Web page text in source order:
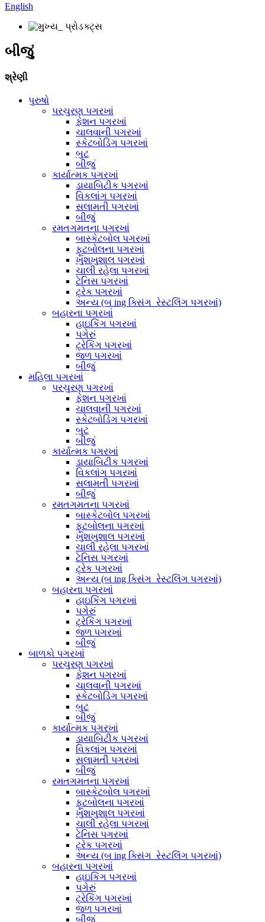
English
બીજું
શ્રેણી
પુરુષો
પરચુરણ પગરખાં
ફેશન પગરખાં
ચાલવાની પગરખાં
સ્કેટબોડિંગ પગરખાં
બુટ
બીજું
કાર્યાત્મક પગરખાં
ડાયાબિટીક પગરખાં
વિકલાંગ પગરખાં
સલામતી પગરખાં
બીજું
રમતગમતના પગરખાં
બાસ્કેટબોલ પગરખાં
ફૂટબોલના પગરખાં
ખુશખુશાલ પગરખાં
ચાલી રહેલા પગરખાં
ટેનિસ પગરખાં
ટ્રેક પગરખાં
અન્ય (બ ing ક્સિંગ_રેસ્ટલિંગ પગરખાં)
બહારના પગરખાં
હાઇકિંગ પગરખાં
પગેરું
ટ્રેકિંગ પગરખાં
જળ પગરખાં
બીજું
મહિલા પગરખાં
પરચુરણ પગરખાં
ફેશન પગરખાં
ચાલવાની પગરખાં
સ્કેટબોડિંગ પગરખાં
બુટ
બીજું
કાર્યાત્મક પગરખાં
ડાયાબિટીક પગરખાં
વિકલાંગ પગરખાં
સલામતી પગરખાં
બીજું
રમતગમતના પગરખાં
બાસ્કેટબોલ પગરખાં
ફૂટબોલના પગરખાં
ખુશખુશાલ પગરખાં
ચાલી રહેલા પગરખાં
ટેનિસ પગરખાં
ટ્રેક પગરખાં
અન્ય (બ ing ક્સિંગ_રેસ્ટલિંગ પગરખાં)
બહારના પગરખાં
હાઇકિંગ પગરખાં
પગેરું
ટ્રેકિંગ પગરખાં
જળ પગરખાં
બીજું
બાળકો પગરખાં
પરચુરણ પગરખાં
ફેશન પગરખાં
ચાલવાની પગરખાં
સ્કેટબોડિંગ પગરખાં
બુટ
બીજું
કાર્યાત્મક પગરખાં
ડાયાબિટીક પગરખાં
વિકલાંગ પગરખાં
સલામતી પગરખાં
બીજું
રમતગમતના પગરખાં
બાસ્કેટબોલ પગરખાં
ફૂટબોલના પગરખાં
ખુશખુશાલ પગરખાં
ચાલી રહેલા પગરખાં
ટેનિસ પગરખાં
ટ્રેક પગરખાં
અન્ય (બ ing ક્સિંગ_રેસ્ટલિંગ પગરખાં)
બહારના પગરખાં
હાઇકિંગ પગરખાં
પગેરું
ટ્રેકિંગ પગરખાં
જળ પગરખાં
બીજું